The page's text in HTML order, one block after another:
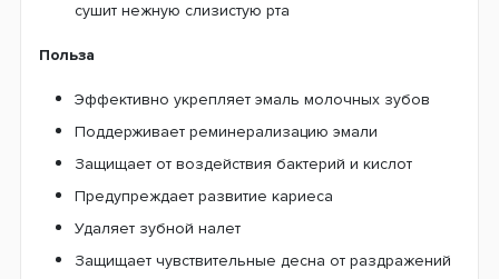
сушит нежную слизистую рта
Польза
Эффективно укрепляет эмаль молочных зубов
Поддерживает реминерализацию эмали
Защищает от воздействия бактерий и кислот
Предупреждает развитие кариеса
Удаляет зубной налет
Защищает чувствительные десна от раздражений